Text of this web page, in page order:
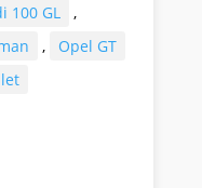
100 GL
,
,
Opel GT